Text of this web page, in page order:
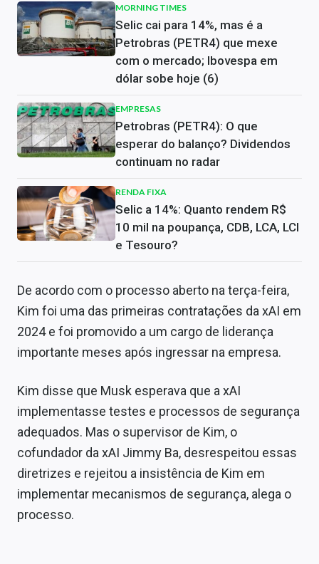
MORNING TIMES
Selic cai para 14%, mas é a
Petrobras (PETR4) que mexe
com o mercado; Ibovespa em
dólar sobe hoje (6)
EMPRESAS
Petrobras (PETR4): O que
esperar do balanço? Dividendos
continuam no radar
RENDA FIXA
Selic a 14%: Quanto rendem R$
10 mil na poupança, CDB, LCA, LCI
e Tesouro?
De acordo com o processo aberto na terça-feira,
Kim foi uma das primeiras contratações da xAI em
2024 e foi promovido a um cargo de liderança
importante meses após ingressar na empresa.
Kim disse que Musk esperava que a xAI
implementasse testes e processos de segurança
adequados. Mas o supervisor de Kim, o
cofundador da xAI Jimmy Ba, desrespeitou essas
diretrizes e rejeitou a insistência de Kim em
implementar mecanismos de segurança, alega o
processo.